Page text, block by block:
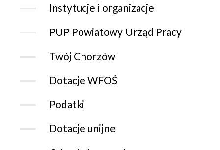
Instytucje i organizacje
PUP Powiatowy Urząd Pracy
Twój Chorzów
Dotacje WFOŚ
Podatki
Dotacje unijne